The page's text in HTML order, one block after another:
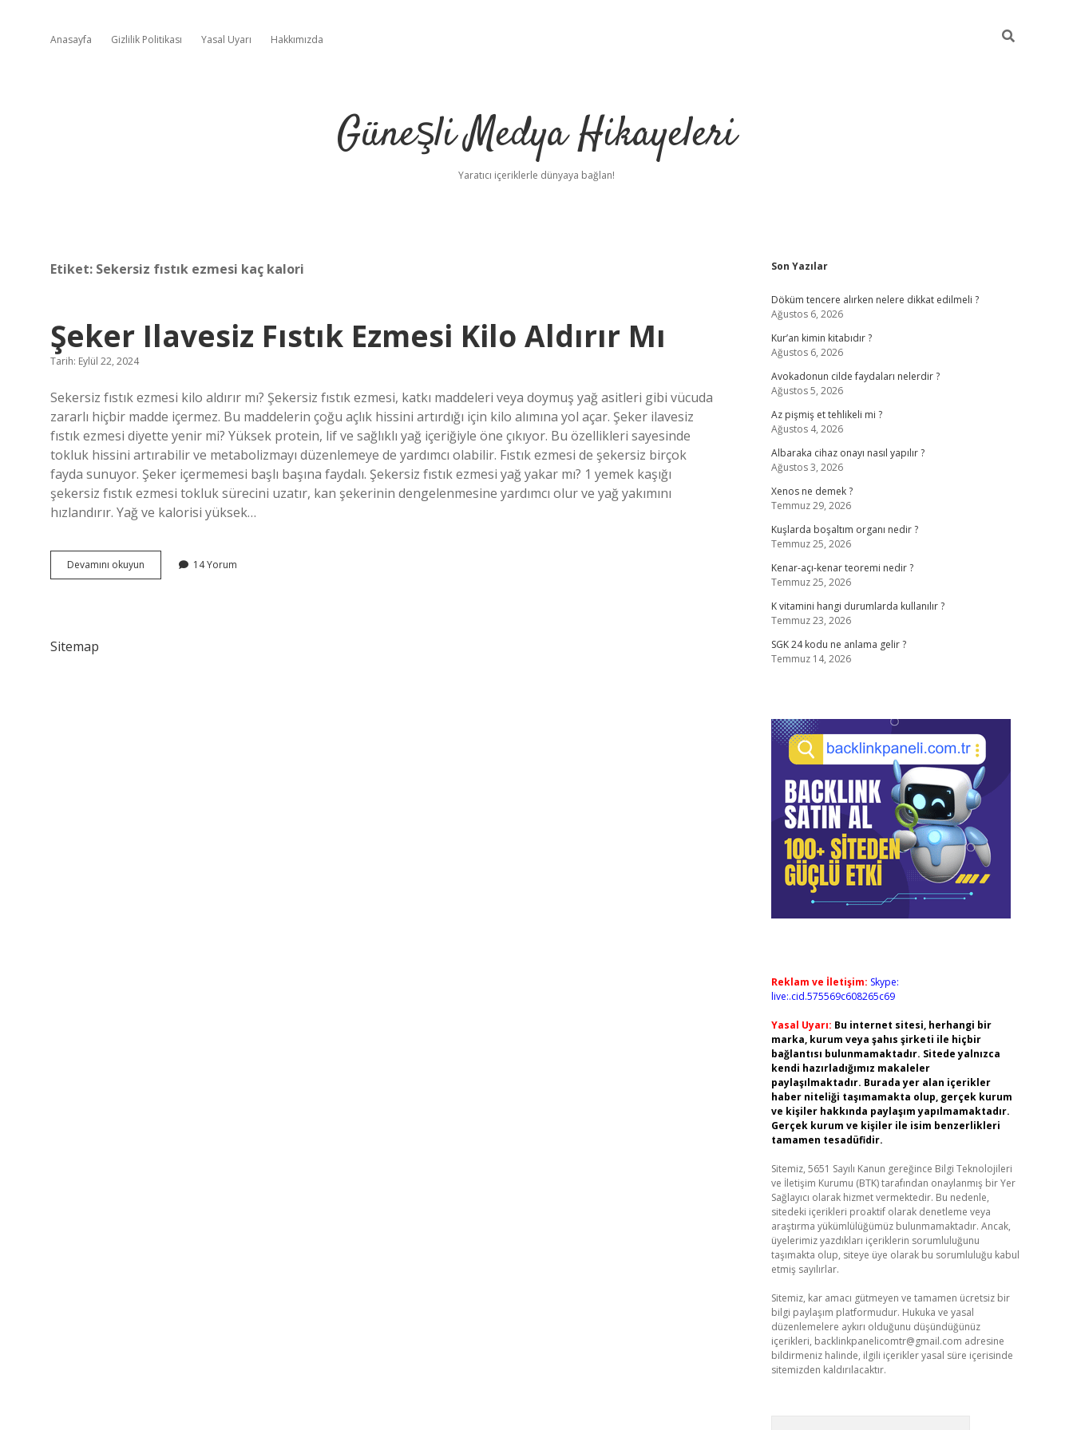
Anasayfa Gizlilik Politikası Yasal Uyarı Hakkımızda
Güneşli Medya Hikayeleri
Yaratıcı içeriklerle dünyaya bağlan!
Etiket: Sekersiz fıstık ezmesi kaç kalori
Şeker Ilavesiz Fıstık Ezmesi Kilo Aldırır Mı
Tarih: Eylül 22, 2024
Sekersiz fıstık ezmesi kilo aldırır mı? Şekersiz fıstık ezmesi, katkı maddeleri veya doymuş yağ asitleri gibi vücuda
zararlı hiçbir madde içermez. Bu maddelerin çoğu açlık hissini artırdığı için kilo alımına yol açar. Şeker ilavesiz
fıstık ezmesi diyette yenir mi? Yüksek protein, lif ve sağlıklı yağ içeriğiyle öne çıkıyor. Bu özellikleri sayesinde
tokluk hissini artırabilir ve metabolizmayı düzenlemeye de yardımcı olabilir. Fıstık ezmesi de şekersiz birçok
fayda sunuyor. Şeker içermemesi başlı başına faydalı. Şekersiz fıstık ezmesi yağ yakar mı? 1 yemek kaşığı
şekersiz fıstık ezmesi tokluk sürecini uzatır, kan şekerinin dengelenmesine yardımcı olur ve yağ yakımını
hızlandırır. Yağ ve kalorisi yüksek…
Devamını okuyun
Ilavesiz
14 Yorum
Sitemap
Sidebar
Son Yazılar
Döküm tencere alırken nelere dikkat edilmeli ?
Ağustos 6, 2026
Kur’an kimin kitabıdır ?
Ağustos 6, 2026
Avokadonun cilde faydaları nelerdir ?
Ağustos 5, 2026
Az pişmiş et tehlikeli mi ?
Ağustos 4, 2026
Albaraka cihaz onayı nasıl yapılır ?
Ağustos 3, 2026
Xenos ne demek ?
Temmuz 29, 2026
Kuşlarda boşaltım organı nedir ?
Temmuz 25, 2026
Kenar-açı-kenar teoremi nedir ?
Temmuz 25, 2026
K vitamini hangi durumlarda kullanılır ?
Temmuz 23, 2026
SGK 24 kodu ne anlama gelir ?
Temmuz 14, 2026
Reklam ve İletişim: Skype:
live:.cid.575569c608265c69
Yasal Uyarı: Bu internet sitesi, herhangi bir
marka, kurum veya şahıs şirketi ile hiçbir
bağlantısı bulunmamaktadır. Sitede yalnızca
kendi hazırladığımız makaleler
paylaşılmaktadır. Burada yer alan içerikler
haber niteliği taşımamakta olup, gerçek kurum
ve kişiler hakkında paylaşım yapılmamaktadır.
Gerçek kurum ve kişiler ile isim benzerlikleri
tamamen tesadüfidir.
Sitemiz, 5651 Sayılı Kanun gereğince Bilgi Teknolojileri
ve İletişim Kurumu (BTK) tarafından onaylanmış bir Yer
Sağlayıcı olarak hizmet vermektedir. Bu nedenle,
sitedeki içerikleri proaktif olarak denetleme veya
araştırma yükümlülüğümüz bulunmamaktadır. Ancak,
üyelerimiz yazdıkları içeriklerin sorumluluğunu
taşımakta olup, siteye üye olarak bu sorumluluğu kabul
etmiş sayılırlar.
Sitemiz, kar amacı gütmeyen ve tamamen ücretsiz bir
bilgi paylaşım platformudur. Hukuka ve yasal
düzenlemelere aykırı olduğunu düşündüğünüz
içerikleri, backlinkpanelicomtr@gmail.com adresine
bildirmeniz halinde, ilgili içerikler yasal süre içerisinde
sitemizden kaldırılacaktır.